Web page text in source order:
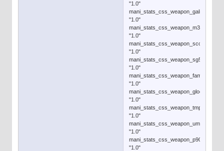
"1.0"
mani_stats_css_weapon_galil
"1.0"
mani_stats_css_weapon_m3
"1.0"
mani_stats_css_weapon_scout
"1.0"
mani_stats_css_weapon_sg552
"1.0"
mani_stats_css_weapon_famas
"1.0"
mani_stats_css_weapon_glock
"1.0"
mani_stats_css_weapon_tmp
"1.0"
mani_stats_css_weapon_ump45
"1.0"
mani_stats_css_weapon_p90
"1.0"